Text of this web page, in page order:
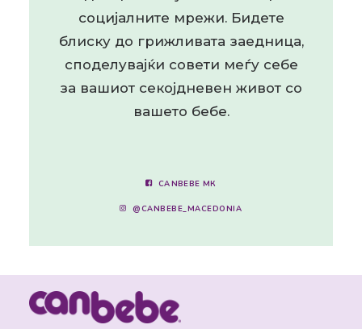
социјалните мрежи. Бидете
блиску до грижливата заедница,
споделувајќи совети меѓу себе
за вашиот секојдневен живот со
вашето бебе.
CANBEBE МК
@CANBEBE_MACEDONIA